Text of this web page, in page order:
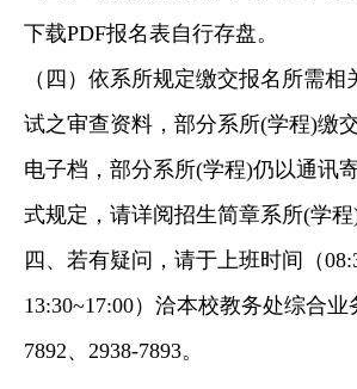
下载PDF报名表自行存盘。
（四）依系所规定缴交报名所需
试之审查资料，部分系所(学程)缴
电子档，部分系所(学程)仍以通讯
式规定，请详阅招生简章系所(学程)
四、若有疑问，请于上班时间（
13:30~17:00）洽本校教务处综合业
7892、2938-7893。